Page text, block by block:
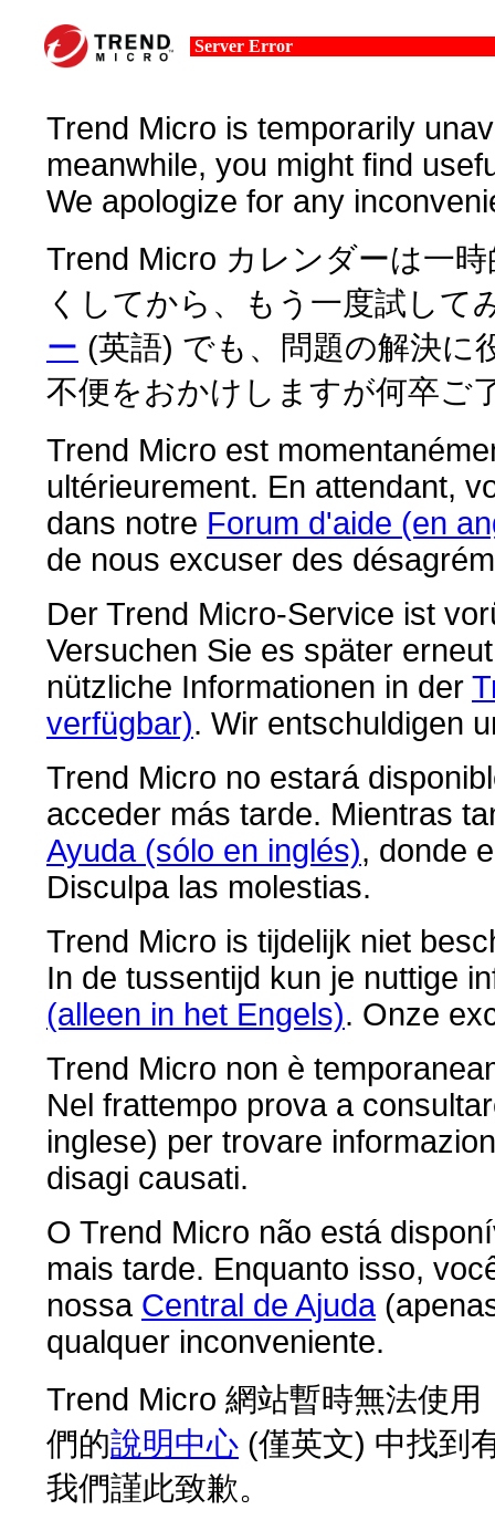
Server Error
Trend Micro is temporarily
meanwhile, you might find
We apologize for any
Trend Micro カレンダーは一
くしてから、もう一度試して
ー (英語) でも、問題の解決に
不便をおかけしますが何卒ご
Trend Micro est
ultérieurement. En attendant,
dans notre Forum d'aide (en
de nous excuser des
Der Trend Micro-Service ist
Versuchen Sie es später
nützliche Informationen in der
verfügbar). Wir entschuldigen
Trend Micro no estará
acceder más tarde. Mientras
Ayuda (sólo en inglés), donde
Disculpa las molestias.
Trend Micro is tijdelijk niet
In de tussentijd kun je nuttige
(alleen in het Engels). Onze
Trend Micro non è
Nel frattempo prova a
inglese) per trovare
disagi causati.
O Trend Micro não está
mais tarde. Enquanto isso,
nossa Central de Ajuda
qualquer inconveniente.
Trend Micro 網站暫時無法使
們的說明中心 (僅英文) 中找到
我們謹此致歉。